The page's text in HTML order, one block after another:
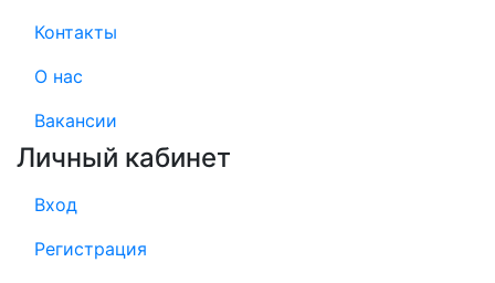
Контакты
О нас
Вакансии
Личный кабинет
Вход
Регистрация